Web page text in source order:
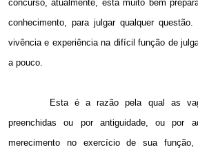
concurso, atualmente, está muito bem
conhecimento, para julgar qualquer
vivência e experiência na difícil função de
a pouco.
Esta é a razão pela qual as
preenchidas ou por antiguidade, ou por
merecimento no exercício de sua